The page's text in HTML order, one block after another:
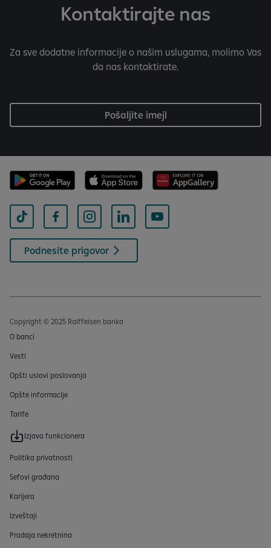
Kontaktirajte nas
Za sve dodatne informacije o našim uslugama, molimo Vas
da nas kontaktirate.
Pošaljite imejl
Podnesite prigovor
Copyright © 2025 Raiffeisen banka
O banci
Vesti
Opšti uslovi poslovanja
Opšte informacije
Tarife
Izjava funkcionera
Politika privatnosti
Sefovi građana
Karijera
Izveštaji
Prodaja nekretnina